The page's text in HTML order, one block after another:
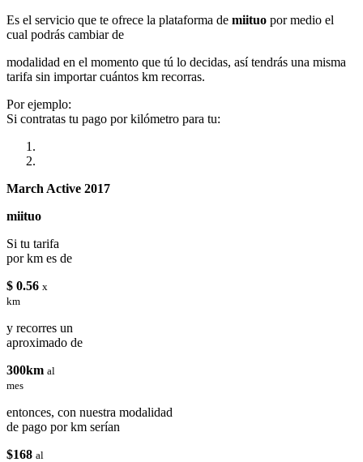
Es el servicio que te ofrece la plataforma de miituo por medio el
cual podrás cambiar de
modalidad en el momento que tú lo decidas, así tendrás una misma
tarifa sin importar cuántos km recorras.
Por ejemplo:
Si contratas tu pago por kilómetro para tu:
March Active 2017
miituo
Si tu tarifa
por km es de
$ 0.56 x
km
y recorres un
aproximado de
300km al
mes
entonces, con nuestra modalidad
de pago por km serían
$168 al